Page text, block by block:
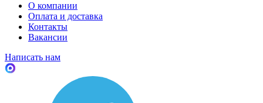
О компании
Оплата и доставка
Контакты
Вакансии
Написать нам